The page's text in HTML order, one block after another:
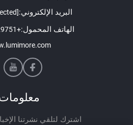
البريد الإلكتروني:[email protected]
الهاتف المحمول:+8613751129751
اشترك لتلقي نشرتنا